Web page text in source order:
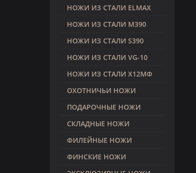
НОЖИ ИЗ СТАЛИ ELMAX
НОЖИ ИЗ СТАЛИ M390
НОЖИ ИЗ СТАЛИ S390
НОЖИ ИЗ СТАЛИ VG-10
НОЖИ ИЗ СТАЛИ Х12МФ
ОХОТНИЧЬИ НОЖИ
ПОДАРОЧНЫЕ НОЖИ
СКЛАДНЫЕ НОЖИ
ФИЛЕЙНЫЕ НОЖИ
ФИНСКИЕ НОЖИ